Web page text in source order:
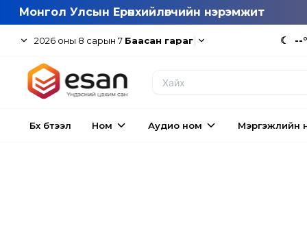
Монгол Улсын Ерөнхийлөгчийн нэрэмжит
2026 оны 8 сарын 7 Баасан гараг| ☾ --°
Бүх бүтээл Ном Аудио ном Мэргэжлийн